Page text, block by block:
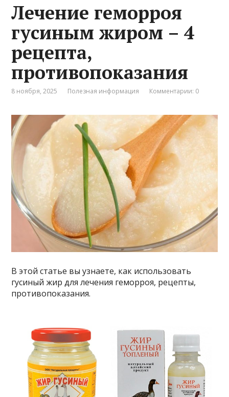
Лечение геморроя
гусиным жиром – 4
рецепта,
противопоказания
8 ноября, 2025 Полезная информация Комментарии: 0
В этой статье вы узнаете, как использовать
гусиный жир для лечения геморроя, рецепты,
противопоказания.